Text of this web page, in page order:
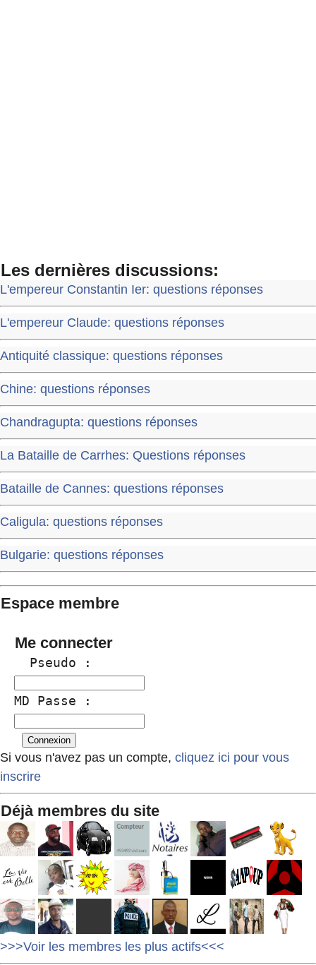
Les dernières discussions:
L'empereur Constantin Ier: questions réponses
L'empereur Claude: questions réponses
Antiquité classique: questions réponses
Chine: questions réponses
Chandragupta: questions réponses
La Bataille de Carrhes: Questions réponses
Bataille de Cannes: questions réponses
Caligula: questions réponses
Bulgarie: questions réponses
Espace membre
Me connecter
  Pseudo :
MD Passe :
Si vous n'avez pas un compte, cliquez ici pour vous
inscrire
Déjà membres du site
>>>Voir les membres les plus actifs<<<